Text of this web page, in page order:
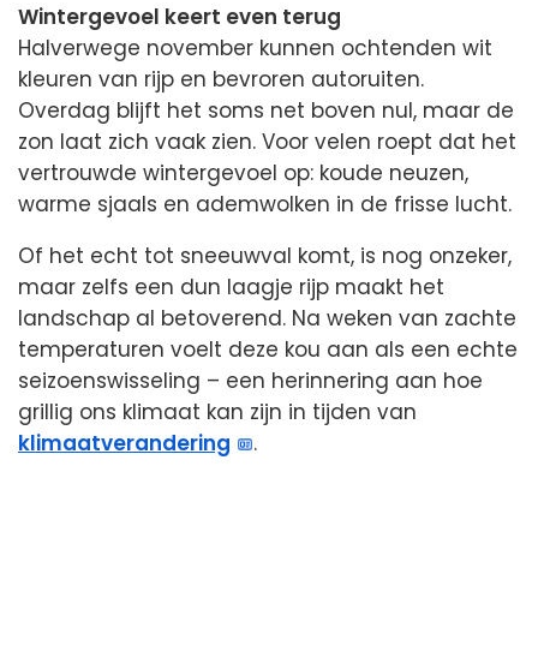
Wintergevoel keert even terug
Halverwege november kunnen ochtenden wit
kleuren van rijp en bevroren autoruiten.
Overdag blijft het soms net boven nul, maar de
zon laat zich vaak zien. Voor velen roept dat het
vertrouwde wintergevoel op: koude neuzen,
warme sjaals en ademwolken in de frisse lucht.
Of het echt tot sneeuwval komt, is nog onzeker,
maar zelfs een dun laagje rijp maakt het
landschap al betoverend. Na weken van zachte
temperaturen voelt deze kou aan als een echte
seizoenswisseling – een herinnering aan hoe
grillig ons klimaat kan zijn in tijden van
klimaatverandering
.